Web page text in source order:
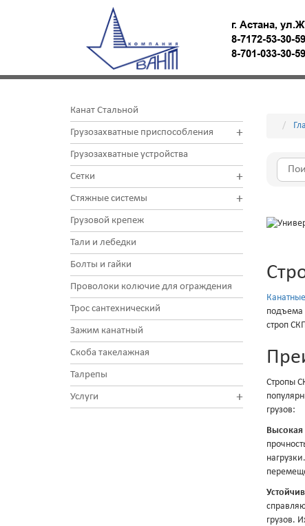
г. Астана,
8-7172-53-30-59
8-701-033-30-
Канат Стальной
Грузозахватные приспособления +
Грузозахватные устройства
Сетки +
Стяжные системы +
Грузовой крепеж
Тали и лебедки
Болты и гайки
Проволоки колючие для ограждения
Трос сантехнический
Зажим канатный
Скоба такелажная
Талрепы
Услуги +
Канатные
подъема
строп
Стропы
грузов:
Высокая
грузов.